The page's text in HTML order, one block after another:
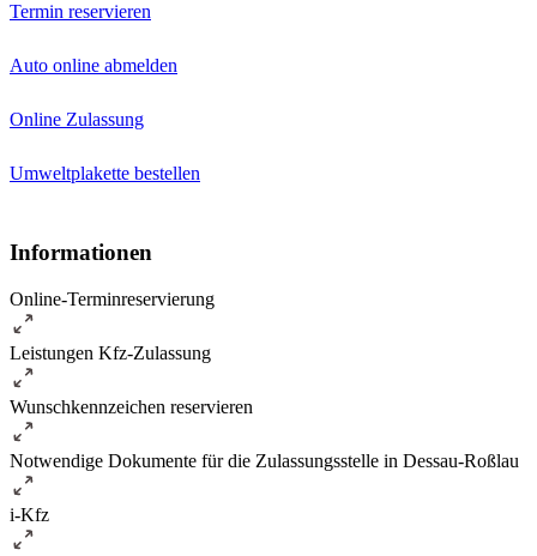
Termin reservieren
Auto online abmelden
Online Zulassung
Umweltplakette bestellen
Informationen
Online-Terminreservierung
Leistungen Kfz-Zulassung
Wunschkennzeichen reservieren
Notwendige Dokumente für die Zulassungsstelle in Dessau-Roßlau
i-Kfz